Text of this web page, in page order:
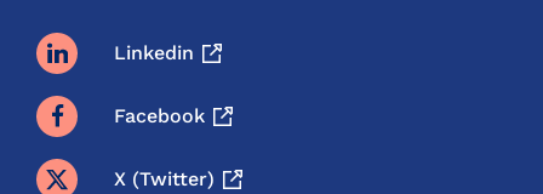
Linkedin
Facebook
X (twitter)